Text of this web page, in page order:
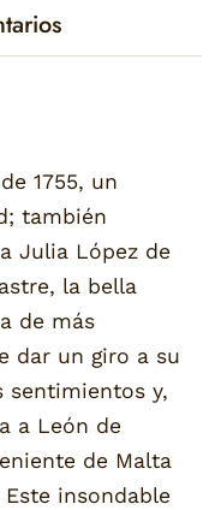
1755, un
también
Julia López de
la bella
de más
dar un giro a su
sentimientos y,
a León de
de Malta
insondable